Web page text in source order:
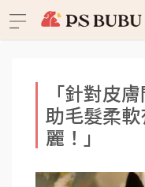
「針對皮
助毛髮柔
麗！」